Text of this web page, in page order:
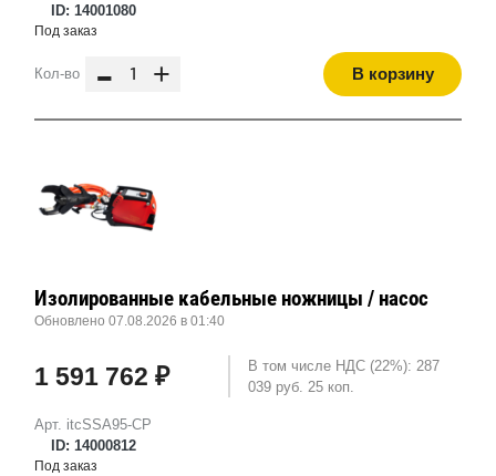
ID: 14001080
Под заказ
Кол-во - + В корзину
Арт. itcSSA95-CP
ID: 14000812
Изолированные кабельные ножницы / насос
Обновлено 07.08.2026 в 01:40
1 591 762 ₽
В том числе НДС (22%): 287
039 руб. 25 коп.
Под заказ